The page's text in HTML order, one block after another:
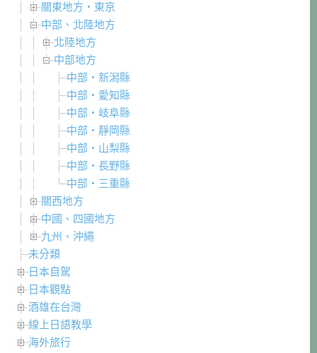
關東地方・東京
中部、北陸地方
北陸地方
中部地方
中部・新潟縣
中部・愛知縣
中部・岐阜縣
中部・靜岡縣
中部・山梨縣
中部・長野縣
中部・三重縣
關西地方
中國、四國地方
九州、沖繩
未分類
日本自駕
日本觀點
酒雄在台灣
線上日語教學
海外旅行